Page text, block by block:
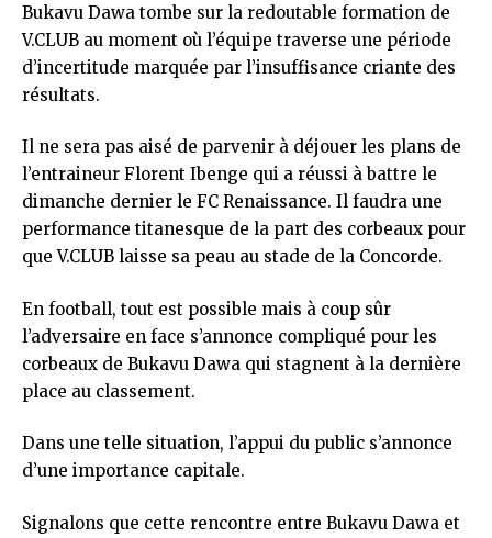
Bukavu Dawa tombe sur la redoutable formation de
V.CLUB au moment où l’équipe traverse une période
d’incertitude marquée par l’insuffisance criante des
résultats.
Il ne sera pas aisé de parvenir à déjouer les plans de
l’entraineur Florent Ibenge qui a réussi à battre le
dimanche dernier le FC Renaissance. Il faudra une
performance titanesque de la part des corbeaux pour
que V.CLUB laisse sa peau au stade de la Concorde.
En football, tout est possible mais à coup sûr
l’adversaire en face s’annonce compliqué pour les
corbeaux de Bukavu Dawa qui stagnent à la dernière
place au classement.
Dans une telle situation, l’appui du public s’annonce
d’une importance capitale.
Signalons que cette rencontre entre Bukavu Dawa et